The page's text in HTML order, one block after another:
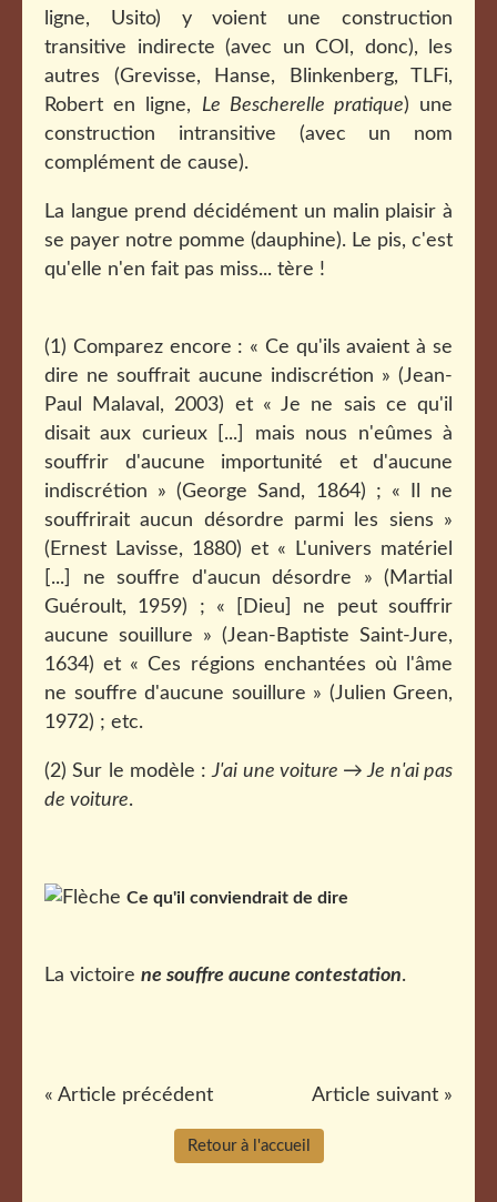
ligne, Usito) y voient une construction
transitive indirecte (avec un COI, donc), les
autres (Grevisse, Hanse, Blinkenberg, TLFi,
Robert en ligne, Le Bescherelle pratique) une
construction intransitive (avec un nom
complément de cause).
La langue prend décidément un malin plaisir à
se payer notre pomme (dauphine). Le pis, c'est
qu'elle n'en fait pas miss... tère !
(1) Comparez encore : « Ce qu'ils avaient à se
dire ne souffrait aucune indiscrétion » (Jean-
Paul Malaval, 2003) et « Je ne sais ce qu'il
disait aux curieux [...] mais nous n'eûmes à
souffrir d'aucune importunité et d'aucune
indiscrétion » (George Sand, 1864) ; « Il ne
souffrirait aucun désordre parmi les siens »
(Ernest Lavisse, 1880) et « L'univers matériel
[...] ne souffre d'aucun désordre » (Martial
Guéroult, 1959) ; « [Dieu] ne peut souffrir
aucune souillure » (Jean-Baptiste Saint-Jure,
1634) et « Ces régions enchantées où l'âme
ne souffre d'aucune souillure » (Julien Green,
1972) ; etc.
(2) Sur le modèle :J'ai une voiture → Je n'ai pas
de voiture.
Ce qu'il conviendrait de dire
La victoire ne souffre aucune contestation.
« Article précédent Article suivant »
Retour à l'accueil